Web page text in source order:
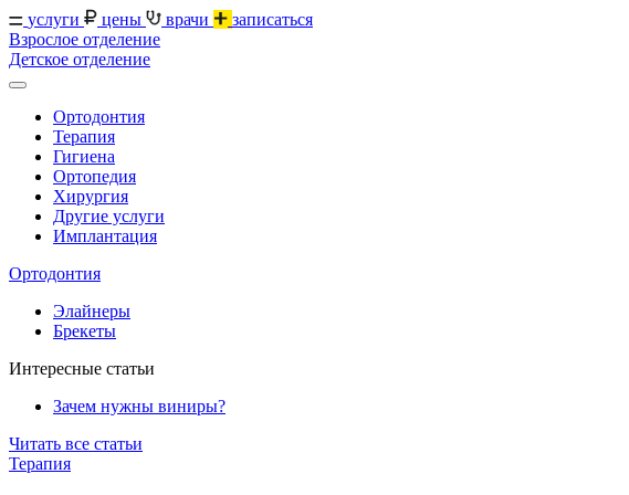
услуги цены врачи
записаться
Взрослое отделение
Детское отделение
Ортодонтия
Терапия
Гигиена
Ортопедия
Хирургия
Другие услуги
Имплантация
Ортодонтия
Элайнеры
Брекеты
Интересные статьи
Зачем нужны виниры?
Читать все статьи
Терапия